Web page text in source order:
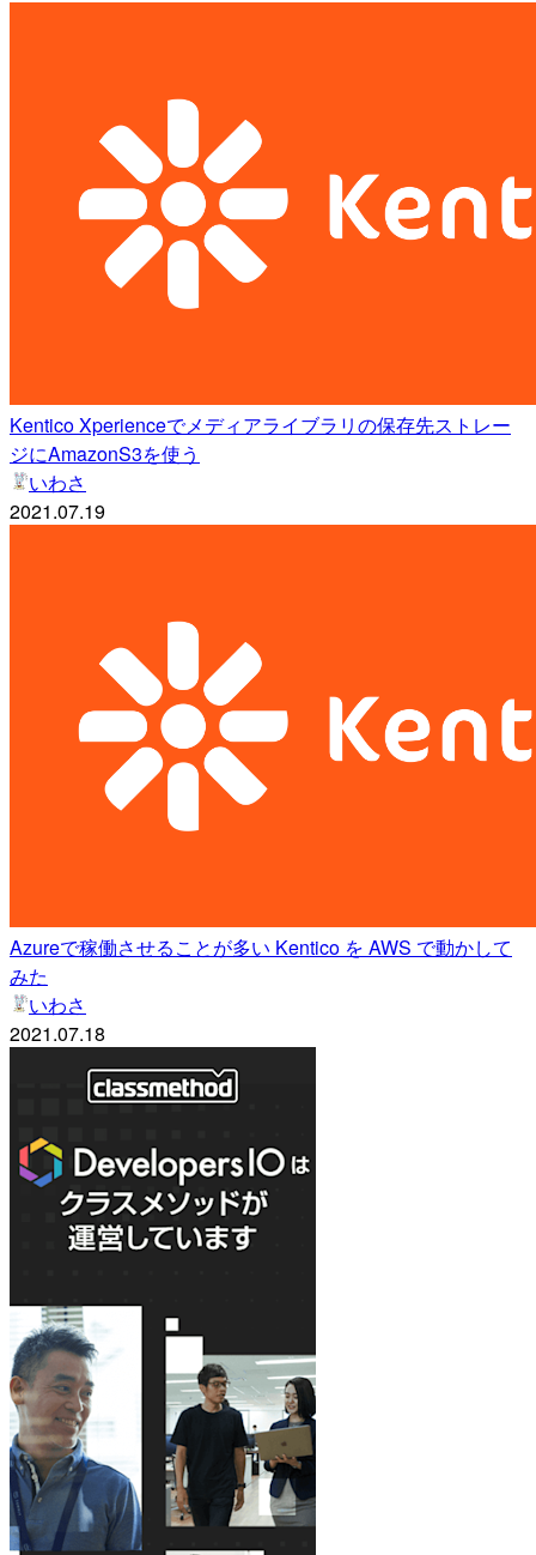
Kentico Xperienceでメディアライブラリの保存先ストレー
ジにAmazonS3を使う
いわさ
2021.07.19
Azureで稼働させることが多い Kentico を AWS で動かして
みた
いわさ
2021.07.18